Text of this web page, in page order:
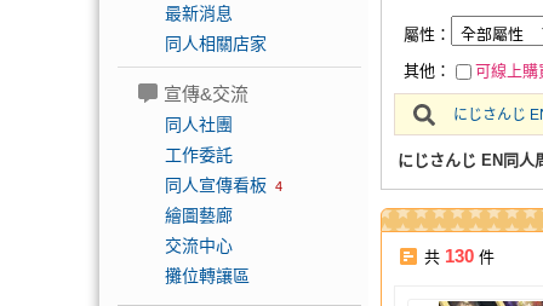
最新消息
同人相關店家
宣傳&交流
同人社團
工作委託
同人宣傳看板 4
繪圖藝廊
交流中心
攤位轉讓區
屬性：
其他：
可線上購
にじさんじ
にじさんじ EN同人
共 130 件